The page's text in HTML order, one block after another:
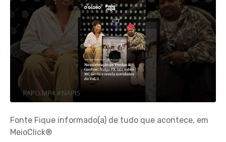
Fonte Fique informado(a) de tudo que acontece, em
MeioClick®